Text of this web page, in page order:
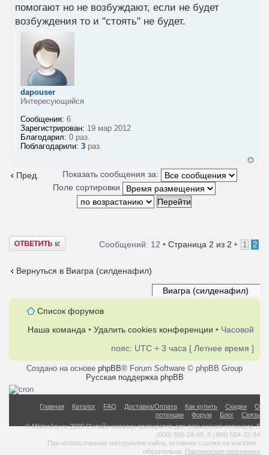
помогают но не возбуждают, если не будет
возбуждения то и "стоять" не будет.
dapouser
Интересующийся
Сообщения: 6
Зарегистрирован: 19 мар 2012
Благодарил: 0 раз.
Поблагодарили: 3 раз.
Пред.
Показать сообщения за:
Поле сортировки
Ответить Сообщений: 12 • Страница 2 из 2 • 1 2
Вернуться в Виагра (силденафил)
Список форумов
Наша команда • Удалить cookies конференции • Часовой
пояс: UTC + 3 часа [ Летнее время ]
Создано на основе phpBB® Forum Software © phpBB Group
Русская поддержка phpBB
Главная Каталог FAQ Доставка/Оплата Как купить Скидки
О
потенции
Форум Блог
Связь
© MisterJoy.ru 2009 Онлайн магазин препаратов для повышения потенции. 8
(800) 555-28-69, 8 (499) 504-32-84
При использовании материалов сайта, активная ссылка на магазин -
обязательна. Партнерская программа